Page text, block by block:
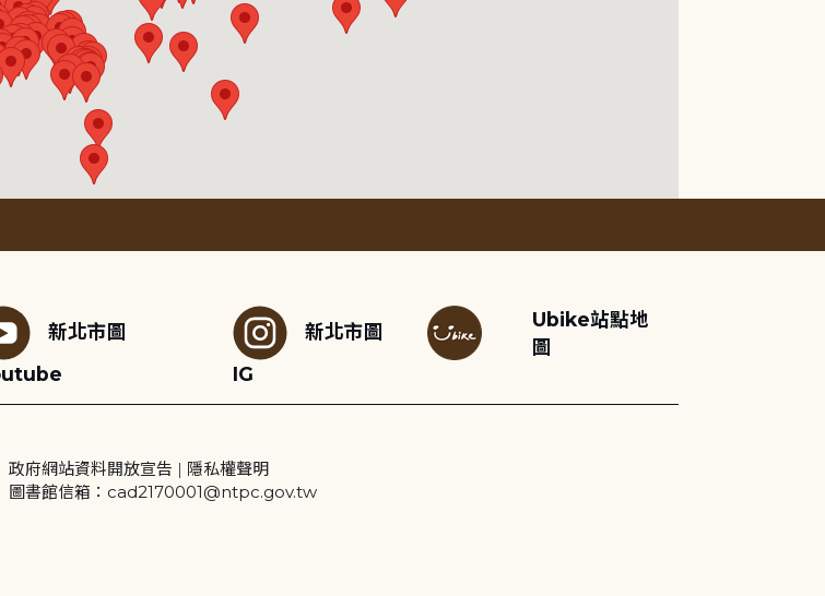
新北市圖
新北市圖
IG
Ubike站點地
圖
政府網站資料開放宣告 | 隱私權聲明
圖書館信箱：cad2170001@ntpc.gov.tw